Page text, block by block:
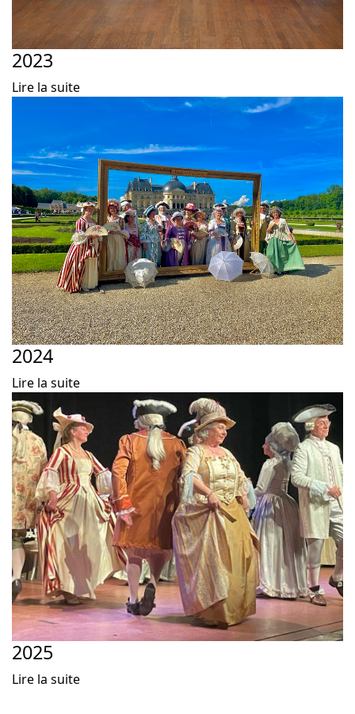
2023
Lire la suite
2024
Lire la suite
2025
Lire la suite